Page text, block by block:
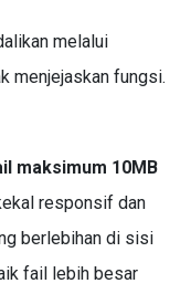
melalui
menjejaskan fungsi.
maksimum 10MB
responsif dan
berlebihan di sisi
fail lebih besar